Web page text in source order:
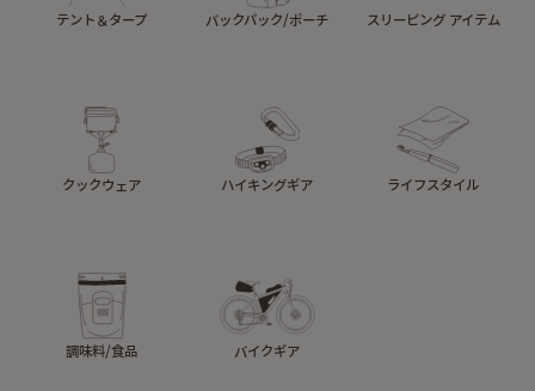
テント＆タープ バックパック/ポーチ スリーピング アイテム
クックウェア ハイキングギア ライフスタイル
調味料/食品 バイクギア